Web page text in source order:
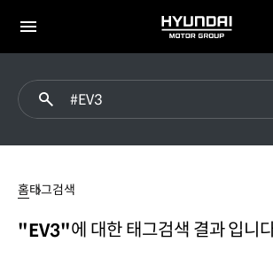
전체
HYUNDAI
MOTOR
홈태그검색
"EV3"에 대한 태그검색 결과 입니